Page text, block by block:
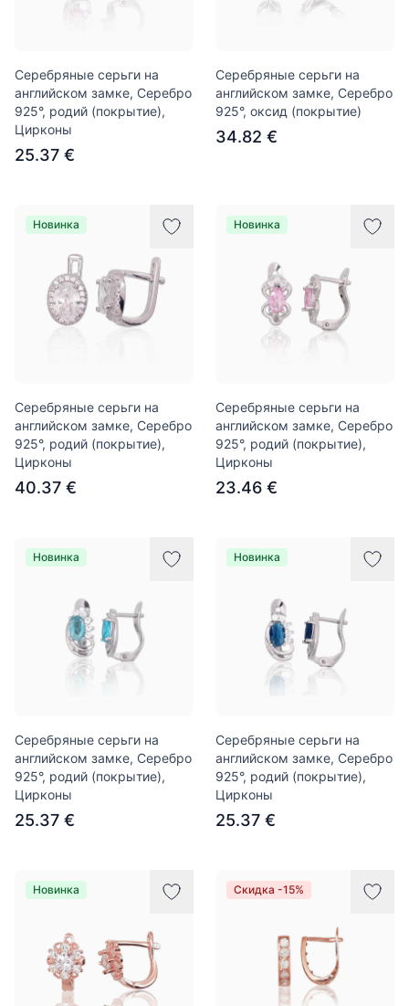
Серебряные серьги на
английском замке, Серебро
925°, родий (покрытие),
Цирконы
25.37 €
Серебряные серьги на
английском замке, Серебро
925°, оксид (покрытие)
34.82 €
Новинка
Серебряные серьги на
английском замке, Серебро
925°, родий (покрытие),
Цирконы
40.37 €
Новинка
Серебряные серьги на
английском замке, Серебро
925°, родий (покрытие),
Цирконы
23.46 €
Новинка
Серебряные серьги на
английском замке, Серебро
925°, родий (покрытие),
Цирконы
25.37 €
Новинка
Серебряные серьги на
английском замке, Серебро
925°, родий (покрытие),
Цирконы
25.37 €
Новинка Скидка -15%